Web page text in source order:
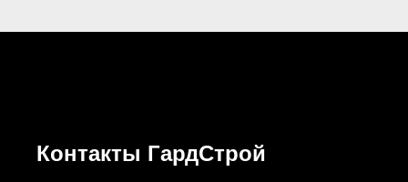
Контакты ГардСтрой